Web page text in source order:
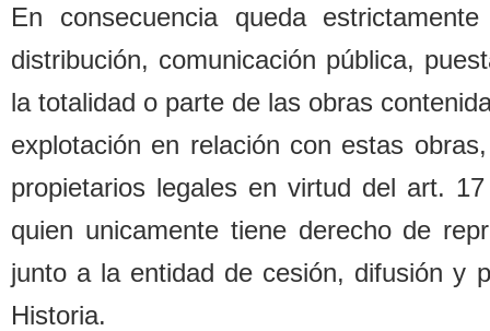
En consecuencia queda
distribución, comunicación pública,
la totalidad o parte de las obras
explotación en relación con estas ob
propietarios legales en virtud del art.
quien unicamente tiene derecho de
junto a la entidad de cesión, difusión y
Historia.